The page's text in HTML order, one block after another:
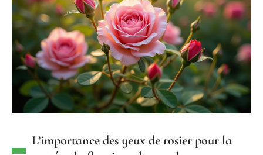
L’importance des yeux de rosier pour la